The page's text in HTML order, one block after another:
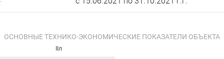
ОСНОВНЫЕ ТЕХНИКО-ЭКОНОМИЧЕСКИЕ ПОКАЗАТЕЛИ ОБЪЕКТА
IIл